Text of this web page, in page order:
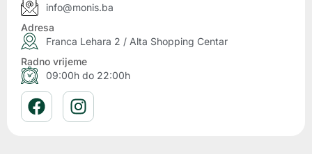
info@monis.ba
Adresa
Franca Lehara 2 / Alta Shopping Centar
Radno vrijeme
09:00h do 22:00h